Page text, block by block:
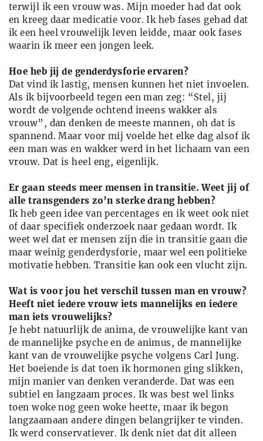
terwijl ik een vrouw was. Mijn moeder had dat ook
en kreeg daar medicatie voor. Ik heb fases gehad dat
ik een heel vrouwelijk leven leidde, maar ook fases
waarin ik meer een jongen leek.
Hoe heb jij de genderdysforie ervaren?
Dat vind ik lastig, mensen kunnen het niet invoelen.
Als ik bijvoorbeeld tegen een man zeg: “Stel, jij
wordt de volgende ochtend ineens wakker als
vrouw”, dan denken de meeste mannen, oh dat is
spannend. Maar voor mij voelde het elke dag alsof ik
een man was en wakker werd in het lichaam van een
vrouw. Dat is heel eng, eigenlijk.
Er gaan steeds meer mensen in transitie. Weet jij of
alle transgenders zo’n sterke drang hebben?
Ik heb geen idee van percentages en ik weet ook niet
of daar specifiek onderzoek naar gedaan wordt. Ik
weet wel dat er mensen zijn die in transitie gaan die
maar weinig genderdysforie, maar wel een politieke
motivatie hebben. Transitie kan ook een vlucht zijn.
Wat is voor jou het verschil tussen man en vrouw?
Heeft niet iedere vrouw iets mannelijks en iedere
man iets vrouwelijks?
Je hebt natuurlijk de anima, de vrouwelijke kant van
de mannelijke psyche en de animus, de mannelijke
kant van de vrouwelijke psyche volgens Carl Jung.
Het boeiende is dat toen ik hormonen ging slikken,
mijn manier van denken veranderde. Dat was een
subtiel en langzaam proces. Ik was best wel links
toen woke nog geen woke heette, maar ik begon
langzaamaan andere dingen belangrijker te vinden.
Ik werd conservatiever. Ik denk niet dat dit alleen